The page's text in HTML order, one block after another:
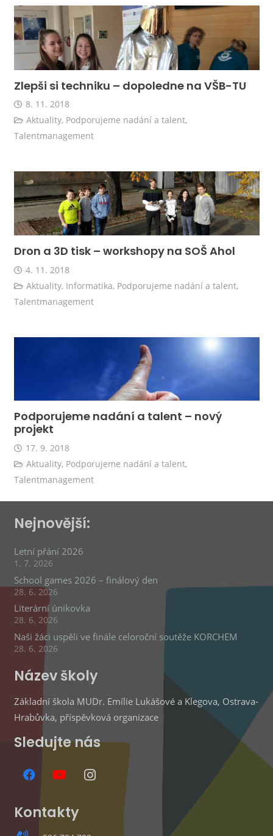
Zlepši si techniku – dopoledne na VŠB-TU
8. 11. 2018
Aktuality, Podporujeme nadání a talent,
Talentmanagement
Dron a 3D tisk – workshopy na SOŠ Ahol
4. 11. 2018
Aktuality, Informatika, Podporujeme nadání a talent,
Talentmanagement
Podporujeme nadání a talent – nový
projekt
17. 9. 2018
Aktuality, Podporujeme nadání a talent,
Talentmanagement
Nejnovější:
Letní přání 2026
1. 7. 2026
School games 2026 – finálový den
28. 6. 2026
Literární únikovka
28. 6. 2026
Naši žáci uspěli ve finále celoroční soutěže KORCHEM
28. 6. 2026
Název školy
Základní škola MUDr. Emílie Lukášové a Klegova, Ostrava-
Hrabůvka, příspěvková organizace
Sledujte nás
Kontakty